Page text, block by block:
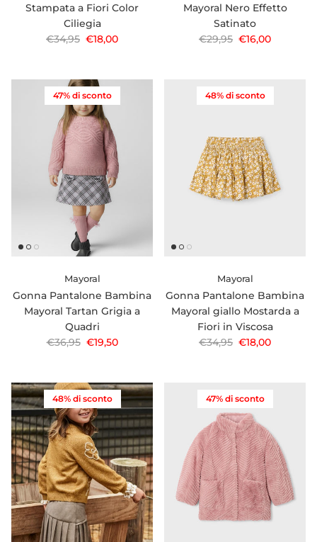
Stampata a Fiori Color
Ciliegia
Prezzo normale
€34,95 Prezzo di vendita
€18,00
Mayoral Nero Effetto
Satinato
Prezzo normale
€29,95 Prezzo di
€16,00
47% di sconto
Mayoral
Gonna Pantalone Bambina
Mayoral Tartan Grigia a
Quadri
Prezzo normale
€36,95 Prezzo di vendita
€19,50
48% di sconto
Mayoral
Gonna Pantalone Bambina
Mayoral giallo Mostarda a
Fiori in Viscosa
Prezzo normale
€34,95 Prezzo di
€18,00
48% di sconto 47% di sconto